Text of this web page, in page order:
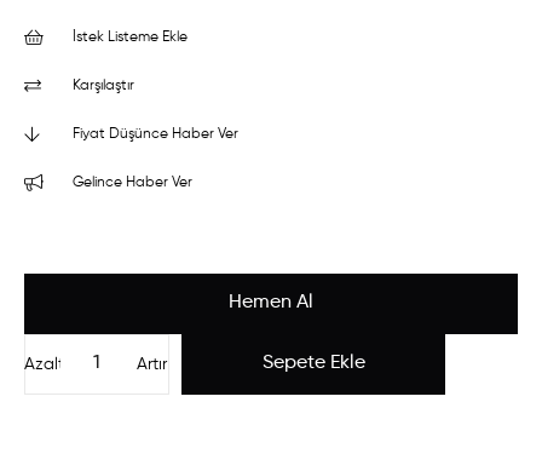
İstek Listeme Ekle
Karşılaştır
Fiyat Düşünce Haber Ver
Gelince Haber Ver
Artır
Azalt